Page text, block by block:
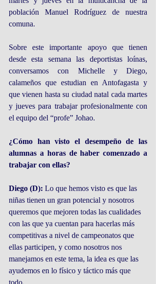
población Manuel Rodríguez de nuestra
comuna.
Sobre este importante apoyo que tienen
desde esta semana las deportistas loínas,
conversamos con Michelle y Diego,
calameños que estudian en Antofagasta y
que vienen hasta su ciudad natal cada martes
y jueves para trabajar profesionalmente con
el equipo del “profe” Johao.
¿Cómo han visto el desempeño de las
alumnas a horas de haber comenzado a
trabajar con ellas?
Diego (D): Lo que hemos visto es que las
niñas tienen un gran potencial y nosotros
queremos que mejoren todas las cualidades
con las que ya cuentan para hacerlas más
competitivas a nivel de campeonatos que
ellas participen, y como nosotros nos
manejamos en este tema, la idea es que las
ayudemos en lo físico y táctico más que
todo.